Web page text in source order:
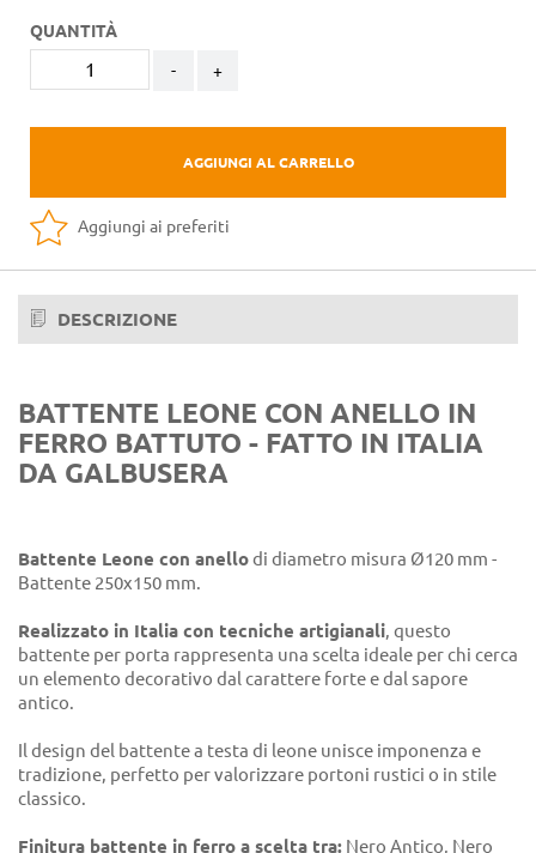
QUANTITÀ
- +
AGGIUNGI AL CARRELLO
Aggiungi ai preferiti
DESCRIZIONE
BATTENTE LEONE CON ANELLO IN
FERRO BATTUTO - FATTO IN ITALIA
DA GALBUSERA
Battente Leone con anellodi diametro misura Ø120 mm -
Battente 250x150 mm.
Realizzato in Italia con tecniche artigianali, questo
battente per porta rappresenta una scelta ideale per chi cerca
un elemento decorativo dal carattere forte e dal sapore
antico.
Il design del battente a testa di leone unisce imponenza e
tradizione, perfetto per valorizzare portoni rustici o in stile
classico.
Finitura battente in ferro a scelta tra: Nero Antico, Nero